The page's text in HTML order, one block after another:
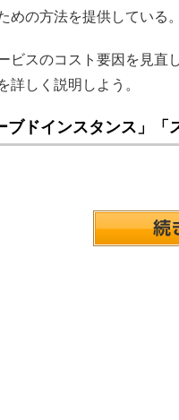
めの方法を提供している。
ビスのコスト要因を見直
詳しく説明しよう。
ブドインスタンス」「